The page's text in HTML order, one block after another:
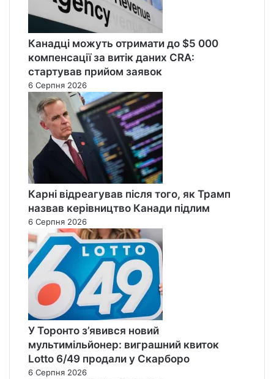
Канадці можуть отримати до $5 000
компенсації за витік даних CRA:
стартував прийом заявок
6 Серпня 2026
Карні відреагував після того, як Трамп
назвав керівництво Канади підлим
6 Серпня 2026
У Торонто з’явився новий
мультимільйонер: виграшний квиток
Lotto 6/49 продали у Скарборо
6 Серпня 2026